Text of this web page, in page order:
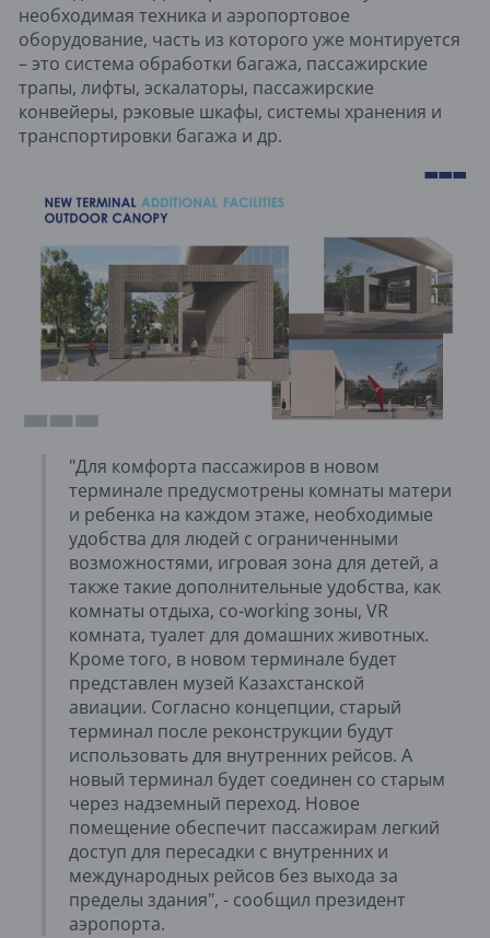
необходимая техника и аэропортовое
оборудование, часть из которого уже монтируется
– это система обработки багажа, пассажирские
трапы, лифты, эскалаторы, пассажирские
конвейеры, рэковые шкафы, системы хранения и
транспортировки багажа и др.
"Для комфорта пассажиров в новом
терминале предусмотрены комнаты матери
и ребенка на каждом этаже, необходимые
удобства для людей с ограниченными
возможностями, игровая зона для детей, а
также такие дополнительные удобства, как
комнаты отдыха, сo-working зоны, VR
комната, туалет для домашних животных.
Кроме того, в новом терминале будет
представлен музей Казахстанской
авиации. Согласно концепции, старый
терминал после реконструкции будут
использовать для внутренних рейсов. А
новый терминал будет соединен со старым
через надземный переход. Новое
помещение обеспечит пассажирам легкий
доступ для пересадки с внутренних и
международных рейсов без выхода за
пределы здания", - сообщил президент
аэропорта.